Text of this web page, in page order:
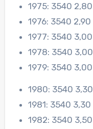
1975: 3540 2,80
1976: 3540 2,90
1977: 3540 3,00
1978: 3540 3,00
1979: 3540 3,00
1980: 3540 3,30
1981: 3540 3,30
1982: 3540 3,50